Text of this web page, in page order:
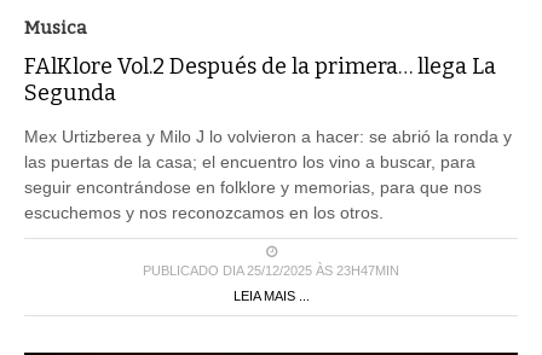
Musica
FAlKlore Vol.2 Después de la primera… llega La
Segunda
Mex Urtizberea y Milo J lo volvieron a hacer: se abrió la ronda y
las puertas de la casa; el encuentro los vino a buscar, para
seguir encontrándose en folklore y memorias, para que nos
escuchemos y nos reconozcamos en los otros.
PUBLICADO DIA 25/12/2025 ÀS 23H47MIN
LEIA MAIS ...